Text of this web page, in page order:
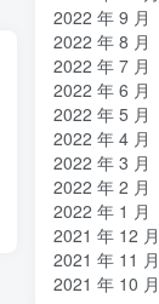
抖音全民k歌5.0新玩法，直播挂小雪花卖教程月入10万，小白轻松上手，保…
2022 年 9 月
2022 年 8 月
2022 年 7 月
2022 年 6 月
2022 年 5 月
2022 年 4 月
2022 年 3 月
2022 年 2 月
2022 年 1 月
2021 年 12 月
2021 年 11 月
2021 年 10 月